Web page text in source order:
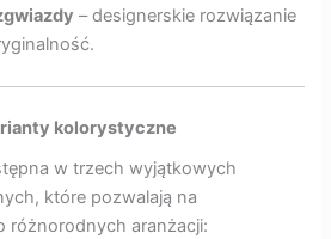
– designerskie rozwiązanie
kolorystyczne
w trzech wyjątkowych
które pozwalają na
różnorodnych aranżacji: